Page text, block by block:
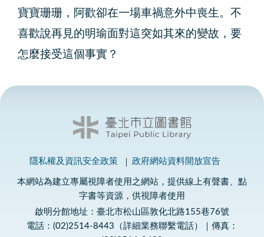
寶寶珊珊，阿歡卻在一場車禍意外中喪生。不
喜歡說再見的明瑜面對這突如其來的變故，要
怎麼接受這個事實？
隱私權及資訊安全政策 政府網站資料開放宣告
本網站為建立專屬視障者使用之網站，提供線上有聲書、點
字書等資源，供視障者使用
啟明分館地址：臺北市松山區敦化北路155巷76號
電話：(02)2514-8443（詳細業務聯繫電話）｜傳真：